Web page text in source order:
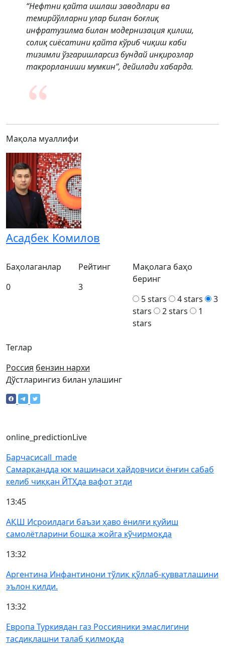
“Нефтни қайта ишлаш заводлари ва
темирйўлларни улар билан боғлиқ
инфратузилма билан модернизация қилиш,
солиқ сиёсатини қайта кўриб чиқиш каби
тизимли ўзгаришларсиз бундай инқирозлар
такрорланиши мумкин”, дейилади хабарда.
Мақола муаллифи
Асадбек Комилов
Теглар
Россия бензин нархи
Баҳолаганлар
0
Рейтинг
3
Мақолага баҳо
беринг
5 stars
4 stars
3
stars
2 stars
1
stars
Дўстларингиз билан улашинг
online_predictionLive
Барчасиcall_made
Самарқандда юк машинаси ҳайдовчиси ёнғин сабаб
келиб чиққан ЙТҲда вафот этди
13:45
АҚШ Исроилдаги баъзи ҳаво ёнилғи қуйиш
самолётларини бошқа жойга кўчирмоқда
13:32
Аргентина Инфантинони тўлиқ қўллаб-қувватлашини
эълон қилди.
13:32
Европа Туркиядан газ Россияники эмаслигини
тасдиқлашни талаб қилмоқда